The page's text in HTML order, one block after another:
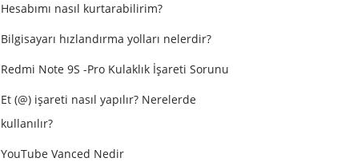
Hesabımı nasıl kurtarabilirim?
Bilgisayarı hızlandırma yolları nelerdir?
Redmi Note 9S -Pro Kulaklık İşareti Sorunu
Et (@) işareti nasıl yapılır? Nerelerde
kullanılır?
YouTube Vanced Nedir